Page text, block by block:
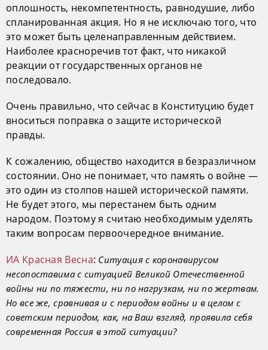
оплошность, некомпетентность, равнодушие, либо
спланированная акция. Но я не исключаю того, что
это может быть целенаправленным действием.
Наиболее красноречив тот факт, что никакой
реакции от государственных органов не
последовало.
Очень правильно, что сейчас в Конституцию будет
вноситься поправка о защите исторической
правды.
К сожалению, общество находится в безразличном
состоянии. Оно не понимает, что память о войне —
это один из столпов нашей исторической памяти.
Не будет этого, мы перестанем быть одним
народом. Поэтому я считаю необходимым уделять
таким вопросам первоочередное внимание.
ИА Красная Весна: Ситуация с коронавирусом
несопоставима с ситуацией Великой Отечественной
войны ни по тяжести, ни по нагрузкам, ни по жертвам.
Но все же, сравнивая и с периодом войны и в целом с
советским периодом, как, на Ваш взгляд, проявила себя
современная Россия в этой ситуации?